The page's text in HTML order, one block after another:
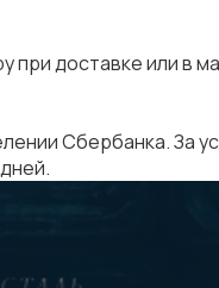
при доставке или в
Сбербанка. За